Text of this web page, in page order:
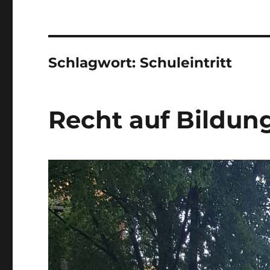
Schlagwort:Schuleintritt
Recht auf